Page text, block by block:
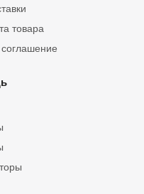
товара
соглашение